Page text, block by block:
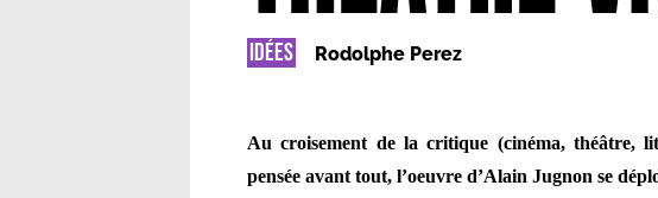
IDÉES Rodolphe Perez
Au croisement de la critique (cinéma, théâtre,
pensée avant tout, l’oeuvre d’Alain Jugnon se